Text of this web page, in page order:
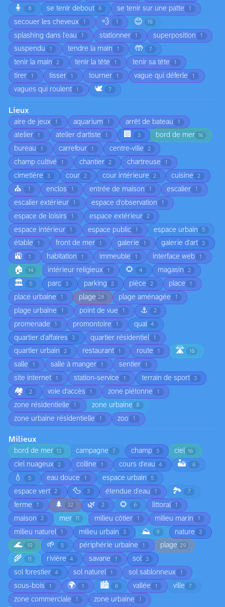
🧍 8 se tenir debout 6 se tenir sur une patte 1
secouer les cheveux 1 💨 1 😊 10
splashing dans l'eau 1 stationner 1 superposition 1
suspendu 1 tendre la main 1 🤲 7
tenir la main 2 tenir la tête 1 tenir sa tête 1
tirer 1 tisser 1 tourner 1 vague qui déferle 1
vagues qui roulent 1 🕊️ 7
Lieux
aire de jeux 1 aquarium 1 arrêt de bateau 1
atelier 1 atelier d'artiste 1 🏢 3 bord de mer 16
bureau 1 carrefour 1 centre-ville 2
champ cultivé 1 chantier 2 chartreuse 1
cimetière 3 cour 2 cour intérieure 2 cuisine 2
⛪ 1 enclos 1 entrée de maison 1 escalier 1
escalier extérieur 1 espace d'observation 1
espace de loisirs 1 espace extérieur 2
espace intérieur 1 espace public 1 espace urbain 5
étable 1 front de mer 1 galerie 1 galerie d'art 3
🚉 1 habitation 1 immeuble 1 interface web 1
🏠 14 intérieur religieux 1 🌻 4 magasin 2
🏛️ 5 parc 3 parking 2 pièce 2 place 1
place urbaine 1 plage 28 plage aménagée 1
plage urbaine 1 point de vue 1 ⚓ 2
promenade 1 promontoire 1 quai 4
quartier d'affaires 3 quartier résidentiel 1
quartier urbain 2 restaurant 1 route 1 🛣️ 10
salle 1 salle à manger 1 sentier 1
site internet 1 station-service 1 terrain de sport 3
🏘️ 2 voie d’accès 1 zone piétonne 1
zone résidentielle 1 zone urbaine 8
zone urbaine résidentielle 1 zoo 1
Milieux
bord de mer 13 campagne 7 champ 3 ciel 16
ciel nuageux 2 colline 1 cours d'eau 4 🏜️ 6
💧 5 eau douce 1 espace urbain 5
espace vert 2 🦆 3 étendue d'eau 1 🏞️ 7
ferme 1 🌲 32 🌿 2 🌻 6 littoral 1
maison 2 mer 11 milieu côtier 1 milieu marin 1
milieu naturel 1 milieu urbain 3 ⛰️ 9 nature 3
🌊 19 🌱 5 périphérie urbaine 1 plage 29
🌾 11 rivière 4 savane 1 sol 3
sol forestier 4 sol naturel 1 sol sablonneux 1
sous-bois 1 🌍 1 🏙️ 6 vallée 1 ville 7
zone commerciale 1 zone urbaine 1